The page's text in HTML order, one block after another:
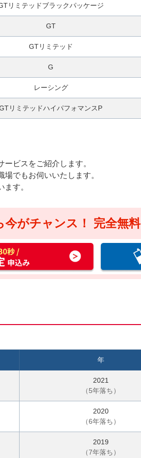
リミテッドブラックパッケージ
GT
GTリミテッド
G
レーシング
リミテッドハイパフォマンスP
ビスをご紹介します。
でもお伺いいたします。
す。
がチャンス！ 完全無
料
軽
に
ご
相
談
年
2021
（5年落ち）
2020
（6年落ち）
2019
（7年落ち）